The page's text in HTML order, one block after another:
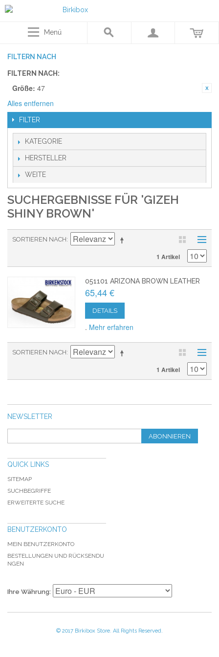
Menü
FILTERN NACH
FILTERN NACH:
Größe: 47
Alles entfernen
FILTER
KATEGORIE
HERSTELLER
WEITE
SUCHERGEBNISSE FÜR 'GIZEH
SHINY BROWN'
SORTIEREN NACH
1 Artikel
051101 ARIZONA BROWN LEATHER
65,44 €
DETAILS
. Mehr erfahren
SORTIEREN NACH
1 Artikel
NEWSLETTER
ABONNIEREN
QUICK LINKS
SITEMAP
SUCHBEGRIFFE
ERWEITERTE SUCHE
BENUTZERKONTO
MEIN BENUTZERKONTO
BESTELLUNGEN UND RÜCKSENDU
NGEN
Ihre Währung:
© 2017 Birkibox Store. All Rights Reserved.